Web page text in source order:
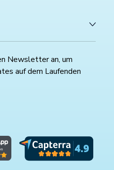
Newsletter an, um
auf dem Laufenden